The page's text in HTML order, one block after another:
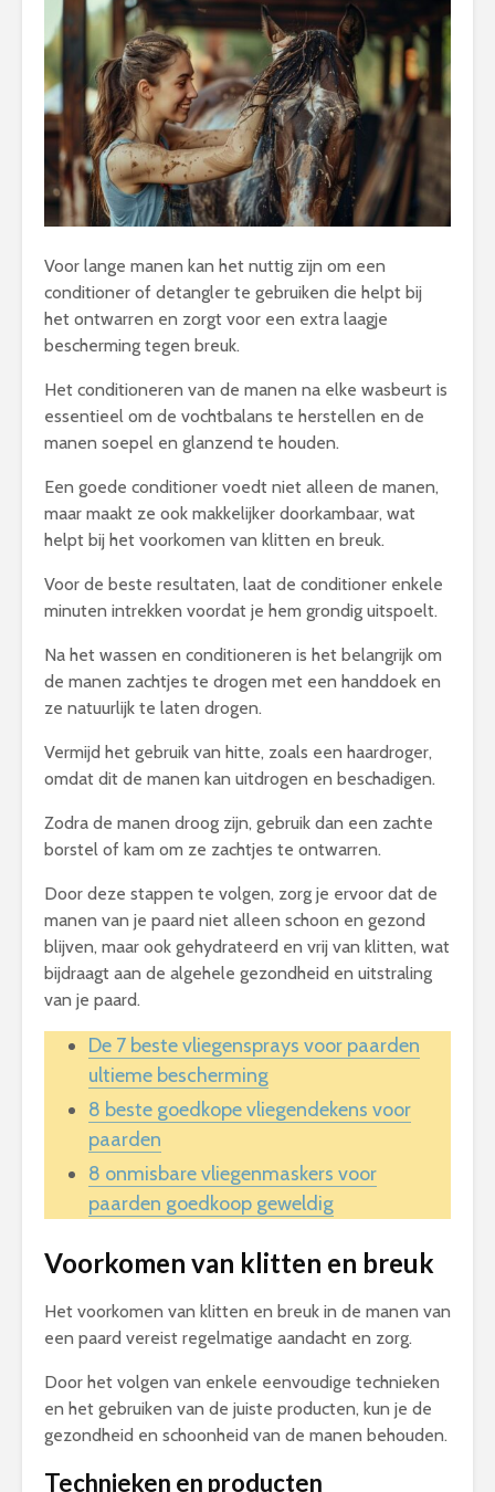
Voor lange manen kan het nuttig zijn om een
conditioner of detangler te gebruiken die helpt bij
het ontwarren en zorgt voor een extra laagje
bescherming tegen breuk.
Het conditioneren van de manen na elke wasbeurt is
essentieel om de vochtbalans te herstellen en de
manen soepel en glanzend te houden.
Een goede conditioner voedt niet alleen de manen,
maar maakt ze ook makkelijker doorkambaar, wat
helpt bij het voorkomen van klitten en breuk.
Voor de beste resultaten, laat de conditioner enkele
minuten intrekken voordat je hem grondig uitspoelt.
Na het wassen en conditioneren is het belangrijk om
de manen zachtjes te drogen met een handdoek en
ze natuurlijk te laten drogen.
Vermijd het gebruik van hitte, zoals een haardroger,
omdat dit de manen kan uitdrogen en beschadigen.
Zodra de manen droog zijn, gebruik dan een zachte
borstel of kam om ze zachtjes te ontwarren.
Door deze stappen te volgen, zorg je ervoor dat de
manen van je paard niet alleen schoon en gezond
blijven, maar ook gehydrateerd en vrij van klitten, wat
bijdraagt aan de algehele gezondheid en uitstraling
van je paard.
De 7 beste vliegensprays voor paarden
ultieme bescherming
8 beste goedkope vliegendekens voor
paarden
8 onmisbare vliegenmaskers voor
paarden goedkoop geweldig
Voorkomen van klitten en breuk
Het voorkomen van klitten en breuk in de manen van
een paard vereist regelmatige aandacht en zorg.
Door het volgen van enkele eenvoudige technieken
en het gebruiken van de juiste producten, kun je de
gezondheid en schoonheid van de manen behouden.
Technieken en producten